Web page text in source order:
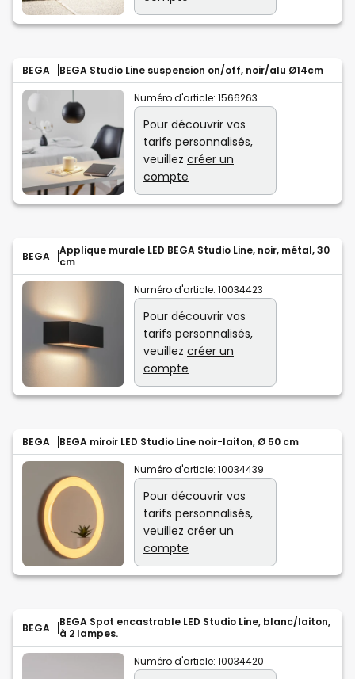
BEGA BEGA Studio Line suspension on/off, noir/alu Ø14cm
Numéro d'article: 1566263
Pour découvrir vos
tarifs personnalisés,
veuillez créer un
compte
BEGA
Applique murale LED BEGA Studio Line, noir, métal, 30
cm
Numéro d'article: 10034423
Pour découvrir vos
tarifs personnalisés,
veuillez créer un
compte
BEGA BEGA miroir LED Studio Line noir-laiton, Ø 50 cm
Numéro d'article: 10034439
Pour découvrir vos
tarifs personnalisés,
veuillez créer un
compte
BEGA
BEGA Spot encastrable LED Studio Line, blanc/laiton,
à 2 lampes.
Numéro d'article: 10034420